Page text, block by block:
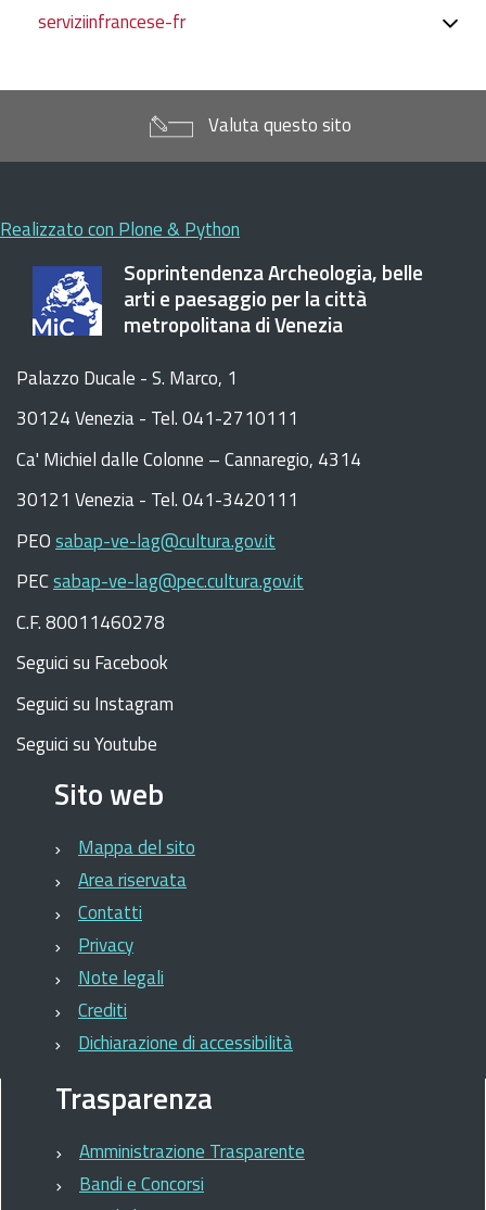
serviziinfrancese-fr
Valuta questo sito
Realizzato con Plone & Python
Soprintendenza Archeologia, belle
arti e paesaggio per la città
metropolitana di Venezia
Palazzo Ducale - S. Marco, 1
30124 Venezia - Tel. 041-2710111
Ca' Michiel dalle Colonne – Cannaregio, 4314
30121 Venezia - Tel. 041-3420111
PEOsabap-ve-lag@cultura.gov.it
PECsabap-ve-lag@pec.cultura.gov.it
C.F. 80011460278
Seguici su Facebook
Seguici su Instagram
Seguici su Youtube
Sito web
Mappa del sito
Area riservata
Contatti
Privacy
Note legali
Crediti
Dichiarazione di accessibilità
Trasparenza
Amministrazione Trasparente
Bandi e Concorsi